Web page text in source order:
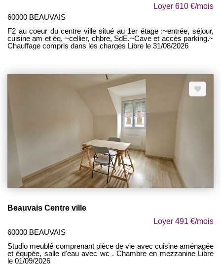
Loyer 610 €/mois
60000 BEAUVAIS
F2 au coeur du centre ville situé au 1er étage :~entrée, séjour,
cuisine am et éq, ~cellier, chbre, SdE.~Cave et accès parking.~
Chauffage compris dans les charges Libre le 31/08/2026
Beauvais Centre ville
Loyer 491 €/mois
60000 BEAUVAIS
Studio meublé comprenant pièce de vie avec cuisine aménagée
et équpée, salle d'eau avec wc . Chambre en mezzanine Libre
le 01/09/2026